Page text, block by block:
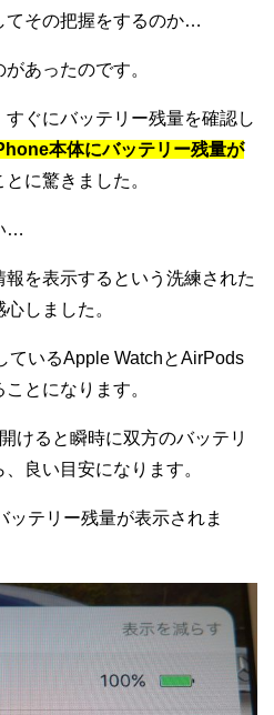
てその把握をするのか…
あったのです。
ぐにバッテリー残量を確認し
本体にバッテリー残量が
とに驚きました。
…
を表示するという洗練された
しました。
ているApple WatchとAirPods
とになります。
けると瞬時に双方のバッテリ
良い目安になります。
テリー残量が表示されま